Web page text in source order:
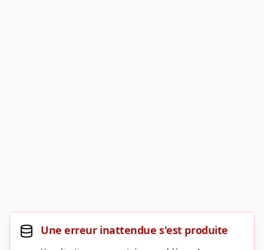
Une erreur inattendue s'est produite